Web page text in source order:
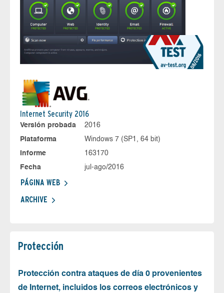
Internet Security 2016
Versión probada
2016
Plataforma
Windows 7 (SP1, 64 bit)
Informe
163170
Fecha
jul-ago/2016
PÁGINA WEB
ARCHIVE
Protección
Protección contra ataques de día 0 provenientes
de Internet, incluidos los correos electrónicos y